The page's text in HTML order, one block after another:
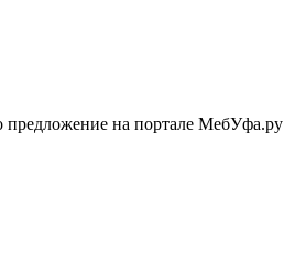
на портале МебУфа.ру